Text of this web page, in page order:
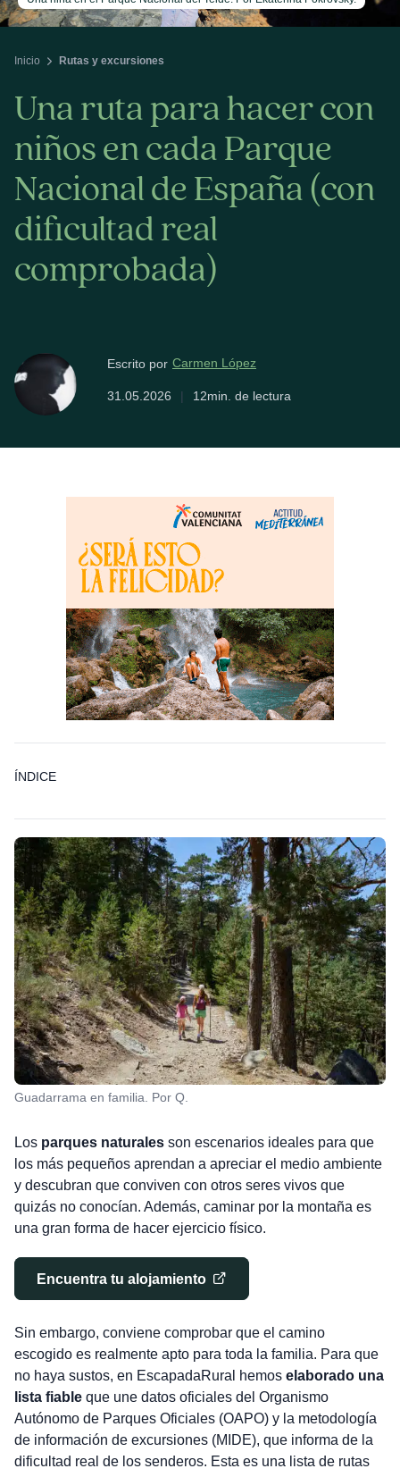
Inicio Rutas y excursiones
Una ruta para hacer con
niños en cada Parque
Nacional de España (con
dificultad real
comprobada)
Escrito por Carmen López
31.05.2026 | 12min. de lectura
ÍNDICE
Guadarrama en familia. Por Q.
Los parques naturalesson escenarios ideales para que
los más pequeños aprendan a apreciar el medio ambiente
y descubran que conviven con otros seres vivos que
quizás no conocían. Además, caminar por la montaña es
una gran forma de hacer ejercicio físico.
Encuentra tu alojamiento
Sin embargo, conviene comprobar que el camino
escogido es realmente apto para toda la familia. Para que
no haya sustos, en EscapadaRural hemos elaborado una
lista fiableque une datos oficiales del Organismo
Autónomo de Parques Oficiales (OAPO) y la metodología
de información de excursiones (MIDE), que informa de la
dificultad real de los senderos. Esta es una lista de rutas